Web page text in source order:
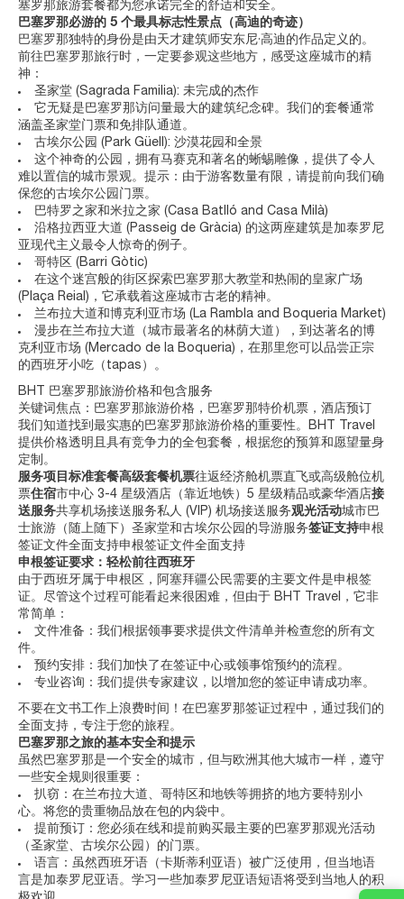
塞罗那旅游套餐都为您承诺完全的舒适和安全。
巴塞罗那必游的 5 个最具标志性景点（高迪的奇迹）
巴塞罗那独特的身份是由天才建筑师安东尼·高迪的作品定义的。
前往巴塞罗那旅行时，一定要参观这些地方，感受这座城市的精
神：
圣家堂 (Sagrada Familia): 未完成的杰作
它无疑是巴塞罗那访问量最大的建筑纪念碑。我们的套餐通常
涵盖圣家堂门票和免排队通道。
古埃尔公园 (Park Güell): 沙漠花园和全景
这个神奇的公园，拥有马赛克和著名的蜥蜴雕像，提供了令人
难以置信的城市景观。提示：由于游客数量有限，请提前向我们确
保您的古埃尔公园门票。
巴特罗之家和米拉之家 (Casa Batlló and Casa Milà)
沿格拉西亚大道 (Passeig de Gràcia) 的这两座建筑是加泰罗尼
亚现代主义最令人惊奇的例子。
哥特区 (Barri Gòtic)
在这个迷宫般的街区探索巴塞罗那大教堂和热闹的皇家广场
(Plaça Reial)，它承载着这座城市古老的精神。
兰布拉大道和博克利亚市场 (La Rambla and Boqueria Market)
漫步在兰布拉大道（城市最著名的林荫大道），到达著名的博
克利亚市场 (Mercado de la Boqueria)，在那里您可以品尝正宗
的西班牙小吃（tapas）。
BHT 巴塞罗那旅游价格和包含服务
关键词焦点：巴塞罗那旅游价格，巴塞罗那特价机票，酒店预订
我们知道找到最实惠的巴塞罗那旅游价格的重要性。BHT Travel
提供价格透明且具有竞争力的全包套餐，根据您的预算和愿望量身
定制。
服务项目标准套餐高级套餐机票往返经济舱机票直飞或高级舱位机
票住宿市中心 3-4 星级酒店（靠近地铁）5 星级精品或豪华酒店接
送服务共享机场接送服务私人 (VIP) 机场接送服务观光活动城市巴
士旅游（随上随下）圣家堂和古埃尔公园的导游服务签证支持申根
签证文件全面支持申根签证文件全面支持
申根签证要求：轻松前往西班牙
由于西班牙属于申根区，阿塞拜疆公民需要的主要文件是申根签
证。尽管这个过程可能看起来很困难，但由于 BHT Travel，它非
常简单：
文件准备：我们根据领事要求提供文件清单并检查您的所有文
件。
预约安排：我们加快了在签证中心或领事馆预约的流程。
专业咨询：我们提供专家建议，以增加您的签证申请成功率。
不要在文书工作上浪费时间！在巴塞罗那签证过程中，通过我们的
全面支持，专注于您的旅程。
巴塞罗那之旅的基本安全和提示
虽然巴塞罗那是一个安全的城市，但与欧洲其他大城市一样，遵守
一些安全规则很重要：
扒窃：在兰布拉大道、哥特区和地铁等拥挤的地方要特别小
心。将您的贵重物品放在包的内袋中。
提前预订：您必须在线和提前购买最主要的巴塞罗那观光活动
（圣家堂、古埃尔公园）的门票。
语言：虽然西班牙语（卡斯蒂利亚语）被广泛使用，但当地语
言是加泰罗尼亚语。学习一些加泰罗尼亚语短语将受到当地人的积